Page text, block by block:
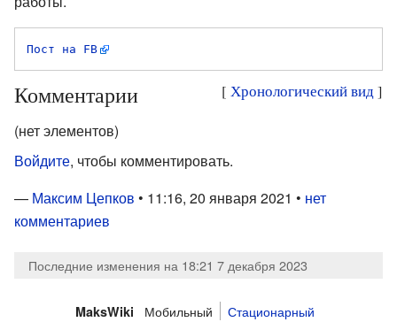
Пост на FB
[ Хронологический вид]
Комментарии
(нет элементов)
Войдите, чтобы комментировать.
— Максим Цепков • 11:16, 20 января 2021 • нет
комментариев
Последние изменения на 18:21 7 декабря 2023
MaksWiki Мобильный Стационарный